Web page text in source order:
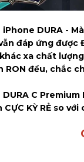
DURA -
đáp ứng được
xa chất
RON đều, chắc
C
CỰC KỲ RẺ so